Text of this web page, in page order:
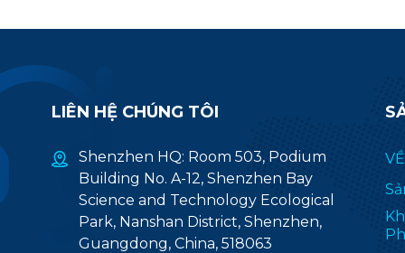
LIÊN HỆ CHÚNG TÔI
Shenzhen HQ: Room 503, Podium
Building No. A-12, Shenzhen Bay
Science and Technology Ecological
Park, Nanshan District, Shenzhen,
Guangdong, China, 518063